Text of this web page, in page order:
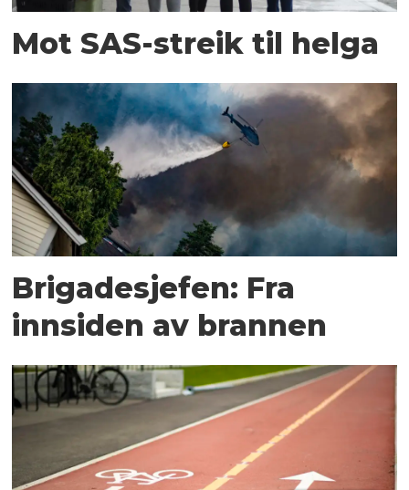
Mot SAS-streik til helga
Brigadesjefen: Fra
innsiden av brannen